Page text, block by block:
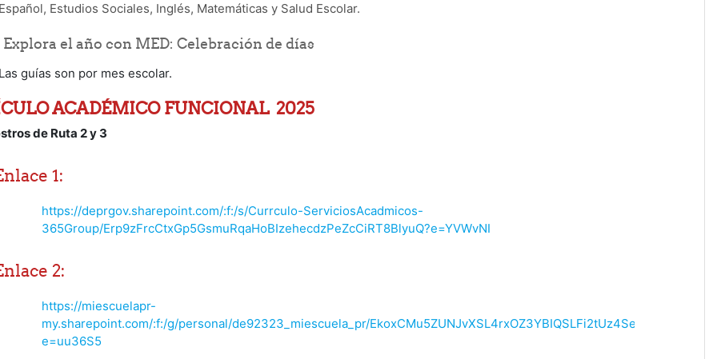
Estudios Sociales, Inglés, Matemáticas y Salud Escolar.
Explora el año con MED: Celebración de días
Folder
guías son por mes escolar.
ACADÉMICO FUNCIONAL 2025
de Ruta 2 y 3
1:
https://deprgov.sharepoint.com/:f:/s/Currculo-ServiciosAcadmicos-
365Group/Erp9zFrcCtxGp5GsmuRqaHoBIzehecdzPeZcCiRT8BlyuQ?e=YVWvNI
2:
https://miescuelapr-
my.sharepoint.com/:f:/g/personal/de92323_miescuela_pr/EkoxCMu5ZUNJvXSL4rxOZ3YBIQSLFi2tUz4SeGyB8kZSgQ?
e=uu36S5